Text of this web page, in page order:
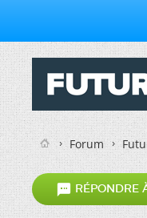
Forum
 RÉPONDRE